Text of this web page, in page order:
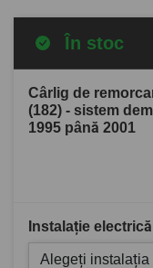
În stoc
Cârlig de
(182) - sistem
1995 până 2001
Instalație electrică
Alegeți instalația